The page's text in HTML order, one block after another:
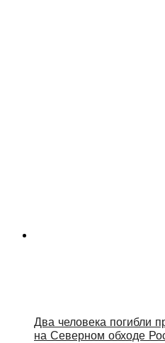
Два человека погибли
на Северном обходе